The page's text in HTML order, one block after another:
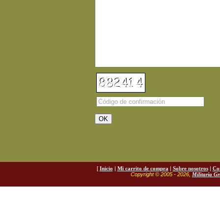
[ Inicio | Mi carrito de compra | Sobre nosotros|
Copyright © 2005 - 2026, Militaria